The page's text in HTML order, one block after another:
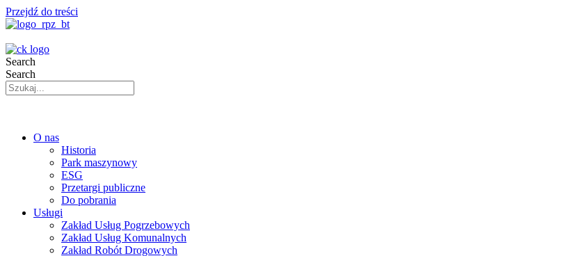
Przejdź do treści
Search
Search
O nas
Historia
Park maszynowy
ESG
Przetargi publiczne
Do pobrania
Usługi
Zakład Usług Pogrzebowych
Zakład Usług Komunalnych
Zakład Robót Drogowych